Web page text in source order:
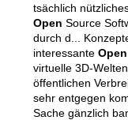
tsächlich
Open Source
durch d...
interessante Open
virtuelle 3D-
öffentlichen
sehr entgegen
Sache gänzlich